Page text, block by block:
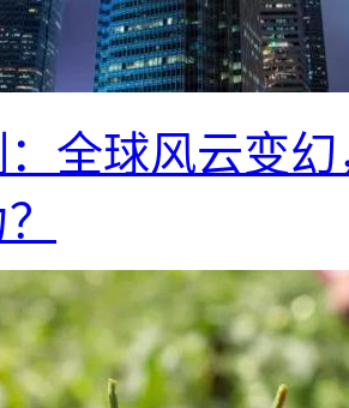
全球风云变